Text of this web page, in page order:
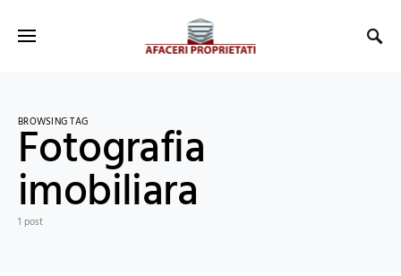
BROWSING TAG
Fotografia
imobiliara
1 post